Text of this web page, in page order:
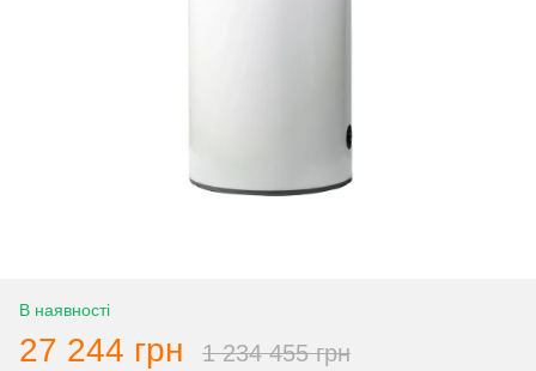
В наявності
27 244 грн 1 234 455 грн